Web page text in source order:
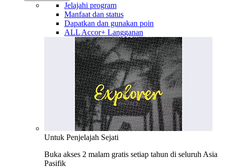
Jelajahi program
Manfaat dan status
Dapatkan dan gunakan poin
ALL Accor+ Langganan
Untuk Penjelajah Sejati
Buka akses 2 malam gratis setiap tahun di seluruh Asia
Pasifik